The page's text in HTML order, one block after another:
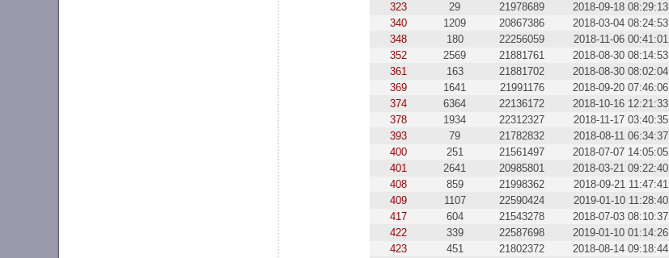
323
29 21978689 2018-09-18 08:29:13
340
1209 20867386 2018-03-04 08:24:53
348
180 22256059 2018-11-06 00:41:01
352
2569 21881761 2018-08-30 08:14:53
361
163 21881702 2018-08-30 08:02:04
369
1641 21991176 2018-09-20 07:46:06
374
6364 22136172 2018-10-16 12:21:33
378
1934 22312327 2018-11-17 03:40:35
393
79 21782832 2018-08-11 06:34:37
400
251 21561497 2018-07-07 14:05:05
401
2641 20985801 2018-03-21 09:22:40
408
859 21998362 2018-09-21 11:47:41
409
1107 22590424 2019-01-10 11:28:40
417
604 21543278 2018-07-03 08:10:37
422
339 22587698 2019-01-10 01:14:26
423
451 21802372 2018-08-14 09:18:44